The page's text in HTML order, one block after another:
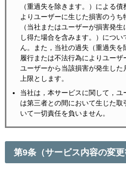
（重過失を除きます。）による
よりユーザーに生じた損害のう
（当社またはユーザーが損害発
し得た場合を含みます。）につ
ん。また，当社の過失（重過失
履行または不法行為によりユーザ
ユーザーから当該損害が発生した
上限とします。
当社は，本サービスに関して，ユ
は第三者との間において生じた取
いて一切責任を負いません。
第9条（サービス内容の変更